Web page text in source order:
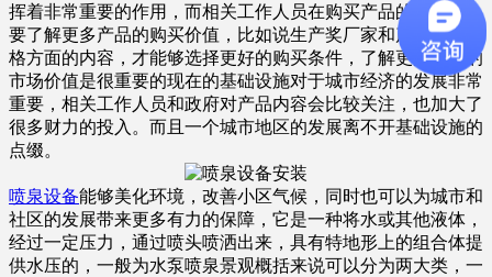
挥着非常重要的作用，而相关工作人员在购买产品的过程中，
要了解更多产品的购买价值，比如说生产奖厂家和产品品牌价
格方面的内容，才能够选择更好的购买条件，了解更多产品的
市场价值是很重要的现在的基础设施对于城市经济的发展非常
重要，相关工作人员和政府对产品内容会比较关注，也加大了
很多财力的投入。而且一个城市地区的发展离不开基础设施的
点缀。
喷泉设备能够美化环境，改善小区气候，同时也可以为城市和
社区的发展带来更多有力的保障，它是一种将水或其他液体，
经过一定压力，通过喷头喷洒出来，具有特地形上的组合体提
供水压的，一般为水泵喷泉景观概括来说可以分为两大类，一